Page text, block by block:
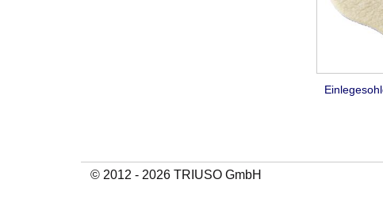
© 2012 - 2026 TRIUSO GmbH